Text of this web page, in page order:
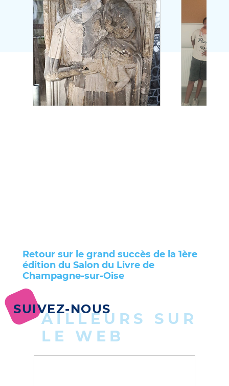
Retour sur le grand succès de la 1ère
édition du Salon du Livre de
Champagne-sur-Oise
SUIVEZ-NOUS
AILLEURS SUR
LE WEB